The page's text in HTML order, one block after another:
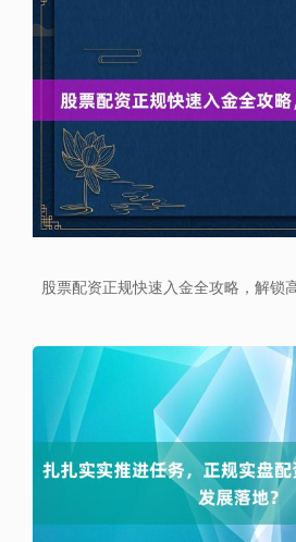
股票配资正规快速入金全攻略，解锁